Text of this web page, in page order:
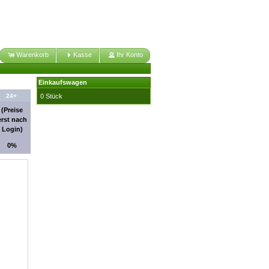
Warenkorb Kasse
Ihr Konto
24+
(Preise
nach
Login)
0%
Einkaufswagen
0 Stück